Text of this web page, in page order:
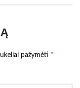
pažymėti *